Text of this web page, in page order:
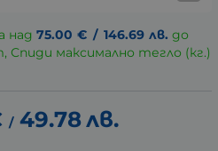
над 75.00 € / 146.69 лв. до
Спиди максимално тегло (кг.)
/ 49.78лв.